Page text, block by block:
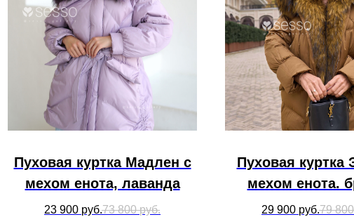
Пуховая куртка Мадлен с
мехом енота, лаванда
23 900 руб.73 800 руб.
Пуховая куртка
мехом енота.
29 900 руб.79 800